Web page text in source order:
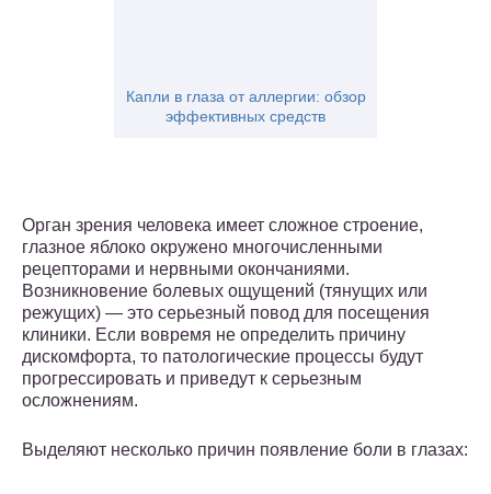
Капли в глаза от аллергии: обзор
эффективных средств
Орган зрения человека имеет сложное строение,
глазное яблоко окружено многочисленными
рецепторами и нервными окончаниями.
Возникновение болевых ощущений (тянущих или
режущих) — это серьезный повод для посещения
клиники. Если вовремя не определить причину
дискомфорта, то патологические процессы будут
прогрессировать и приведут к серьезным
осложнениям.
Выделяют несколько причин появление боли в глазах: